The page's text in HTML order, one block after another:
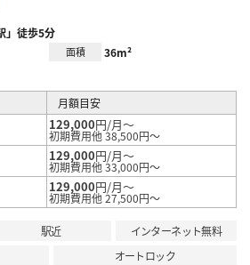
」徒歩5分
面積 36m²
月額目安
129,000円/月～
初期費用他 38,500円～
129,000円/月～
初期費用他 33,000円～
129,000円/月～
初期費用他 27,500円～
駅近
インターネット無料
オートロック